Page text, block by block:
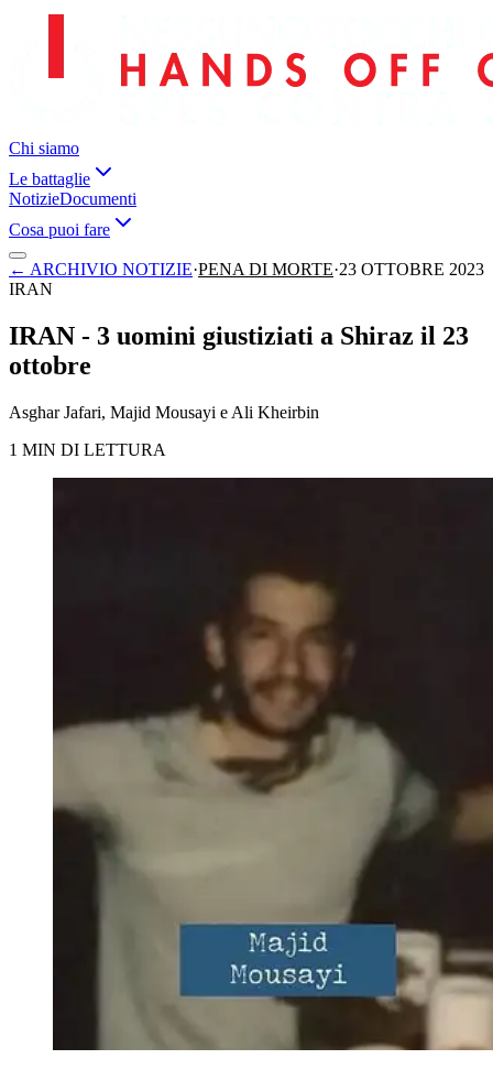
Chi siamo
Le battaglie
NotizieDocumenti
Cosa puoi fare
← ARCHIVIO NOTIZIE·PENA DI MORTE·23 OTTOBRE 2023
IRAN
IRAN - 3 uomini giustiziati a Shiraz il 23
ottobre
Asghar Jafari, Majid Mousayi e Ali Kheirbin
1 MIN DI LETTURA